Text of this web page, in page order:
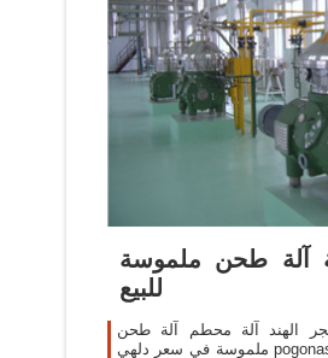
آلة طحن ملموسة
للبيع
الهند آلة محطم آلة طحن
ملموسة في سعر دلهي pogonaseu آلة طحن الأسعار